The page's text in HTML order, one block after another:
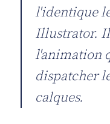
l'identique
Illustrator.
l'animation
dispatcher
calques.